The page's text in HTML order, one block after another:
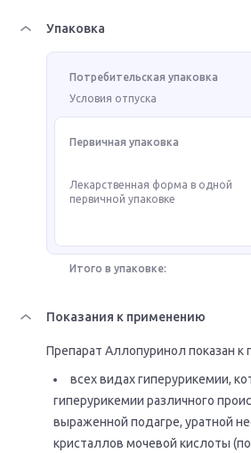
Упаковка
Потребительская упаковка
Условия отпуска
Первичная упаковка
Лекарственная форма в одной
первичной упаковке
Итого в упаковке:
Показания к применению
Препарат Аллопуринол показан к
всех видах гиперурикемии,
гиперурикемии различного
выраженной подагре, уратной
кристаллов мочевой кислоты